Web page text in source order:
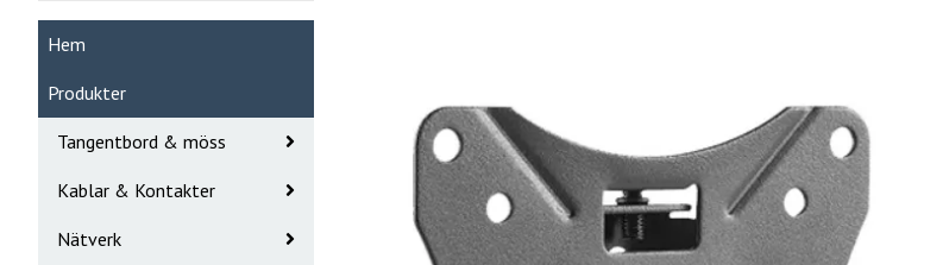
Hem
Produkter
Tangentbord & möss
Kablar & Kontakter
Nätverk